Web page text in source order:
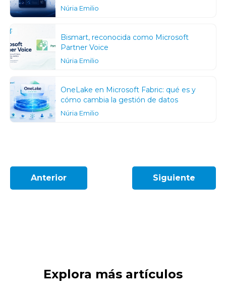
Núria Emilio
Bismart, reconocida como Microsoft
Partner Voice
Núria Emilio
OneLake en Microsoft Fabric: qué es y
cómo cambia la gestión de datos
Núria Emilio
Anterior Siguiente
Explora más artículos